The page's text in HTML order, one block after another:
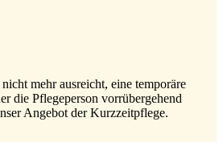
mehr ausreicht, eine temporäre
die Pflegeperson vorrübergehend
Angebot der Kurzzeitpflege.